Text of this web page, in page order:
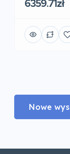
6359.71zł
Nowe